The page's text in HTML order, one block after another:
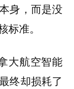
身，而是没
准。
大航空智能
终却损耗了